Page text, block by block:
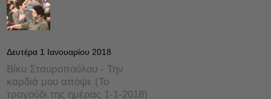
Δευτέρα 1 Ιανουαρίου 2018
Βίκυ Σταυροπούλου - Την
καρδιά μου απόψε (Το
τραγούδι της ημέρας 1-1-2018)